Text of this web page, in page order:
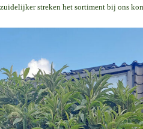
zuidelijker streken het sortiment bij ons